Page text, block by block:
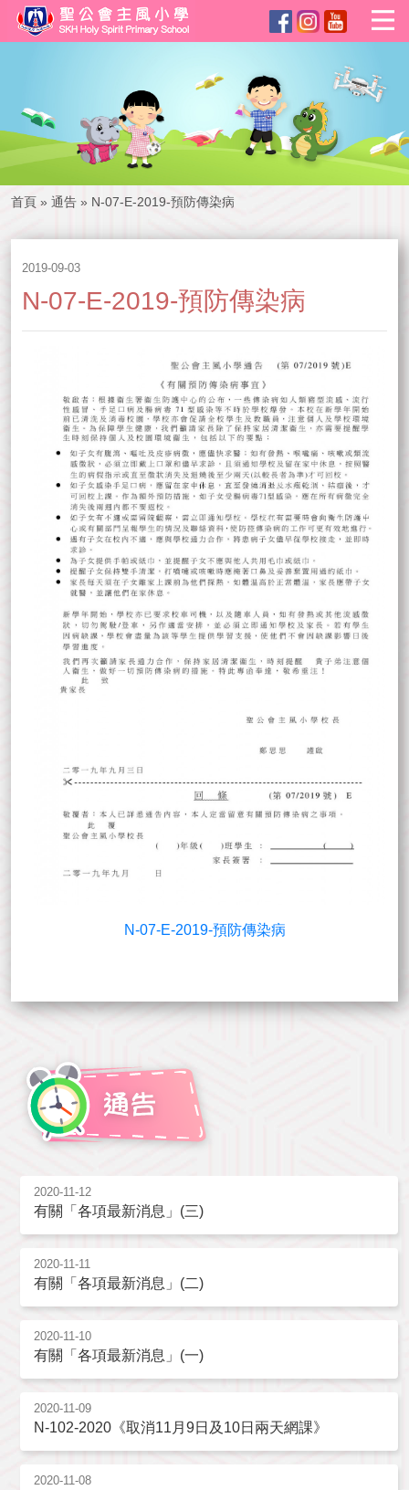
首頁 » 通告 » N-07-E-2019-預防傳染病
2019-09-03
N-07-E-2019-預防傳染病
N-07-E-2019-預防傳染病
2020-11-12
有關「各項最新消息」(三)
2020-11-11
有關「各項最新消息」(二)
2020-11-10
有關「各項最新消息」(一)
2020-11-09
N-102-2020《取消11月9日及10日兩天網課》
2020-11-08